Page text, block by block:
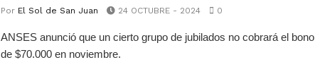
Por El Sol de San Juan 24 OCTUBRE - 2024 0
ANSES anunció que un cierto grupo de jubilados no cobrará el bono
de $70.000 en noviembre.